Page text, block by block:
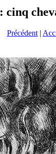
cinq
Précédent |